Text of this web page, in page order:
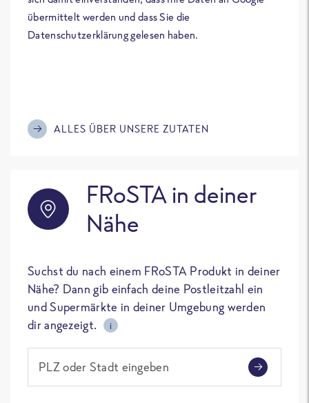
übermittelt werden und dass Sie die
Datenschutzerklärung gelesen haben.
ALLES ÜBER UNSERE ZUTATEN
FRoSTA in deiner
Nähe
Suchst du nach einem FRoSTA Produkt in deiner
Nähe? Dann gib einfach deine Postleitzahl ein
und Supermärkte in deiner Umgebung werden
dir angezeigt.
i
PLZ oder Stadt eingeben